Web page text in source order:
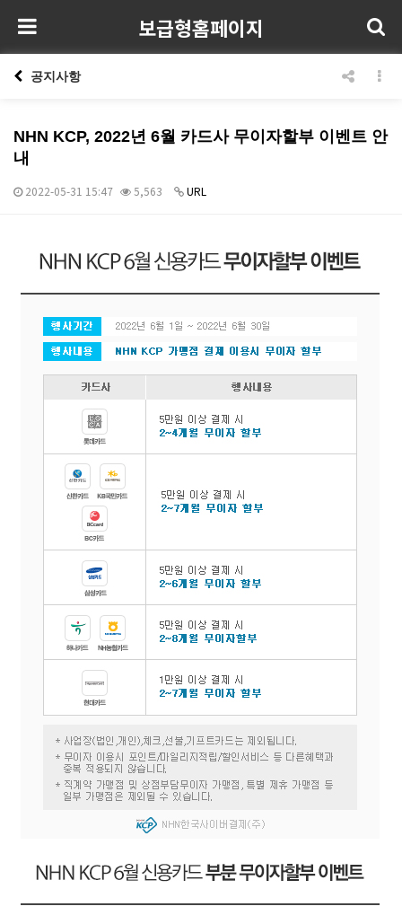
보급형홈페이지
공지사항
NHN KCP, 2022년 6월 카드사 무이자할부 이벤트 안
내
2022-05-31 15:47 5,563 URL